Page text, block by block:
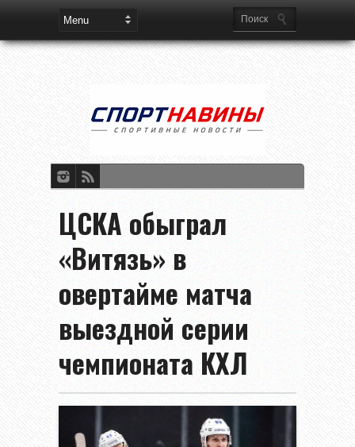
ЦСКА обыграл
«Витязь» в
овертайме матча
выездной серии
чемпионата КХЛ